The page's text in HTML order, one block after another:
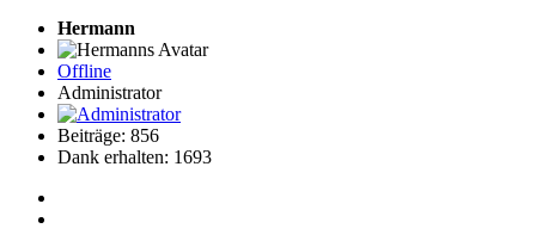
Hermann
Offline
Administrator
Beiträge: 856
Dank erhalten: 1693